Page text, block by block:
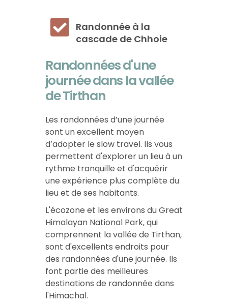
Randonnée à la
cascade de Chhoie
Randonnées d'une
journée dans la vallée
de Tirthan
Les randonnées d’une journée
sont un excellent moyen
d’adopter le slow travel. Ils vous
permettent d'explorer un lieu à un
rythme tranquille et d'acquérir
une expérience plus complète du
lieu et de ses habitants.
L'écozone et les environs du Great
Himalayan National Park, qui
comprennent la vallée de Tirthan,
sont d'excellents endroits pour
des randonnées d'une journée. Ils
font partie des meilleures
destinations de randonnée dans
l'Himachal.